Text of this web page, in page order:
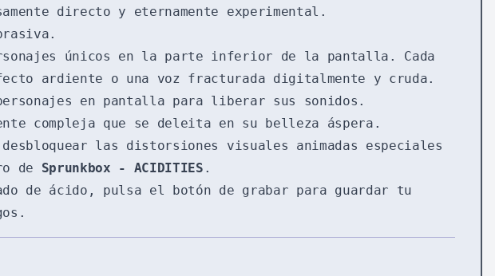
directo y eternamente experimental.
únicos en la parte inferior de la pantalla. Cada
ardiente o una voz fracturada digitalmente y cruda.
en pantalla para liberar sus sonidos.
compleja que se deleita en su belleza áspera.
las distorsiones visuales animadas especiales
de Sprunkbox - ACIDITIES .
de ácido, pulsa el botón de grabar para guardar tu